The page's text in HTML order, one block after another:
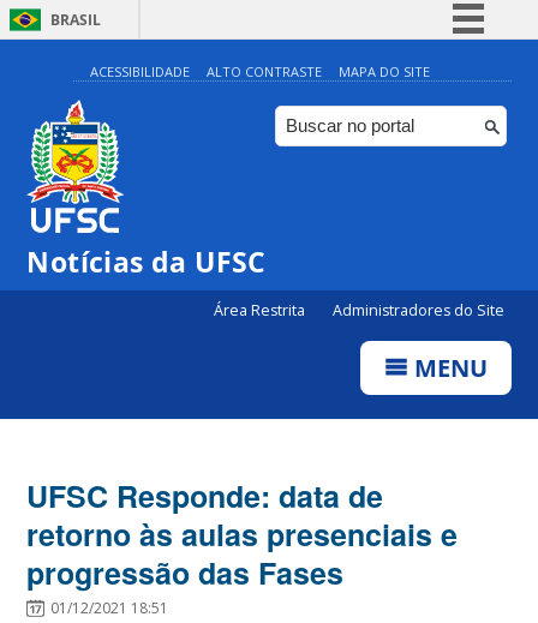
BRASIL
Simplifique!
Comunica BR
Participe
ACESSIBILIDADE ALTO CONTRASTE MAPA DO SITE
Notícias da UFSC
Área Restrita Administradores do Site
MENU
UFSC Responde: data de
retorno às aulas presenciais e
progressão das Fases
01/12/2021 18:51